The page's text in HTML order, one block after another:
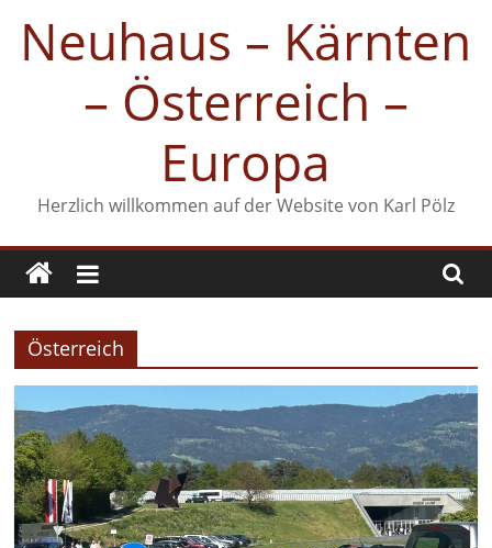
Inhalt
springen
Neuhaus – Kärnten
– Österreich –
Europa
Herzlich willkommen auf der Website von Karl Pölz
Österreich